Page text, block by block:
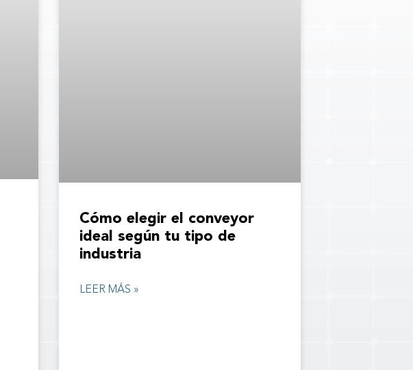
Cómo elegir el conveyor
ideal según tu tipo de
industria
LEER MÁS »